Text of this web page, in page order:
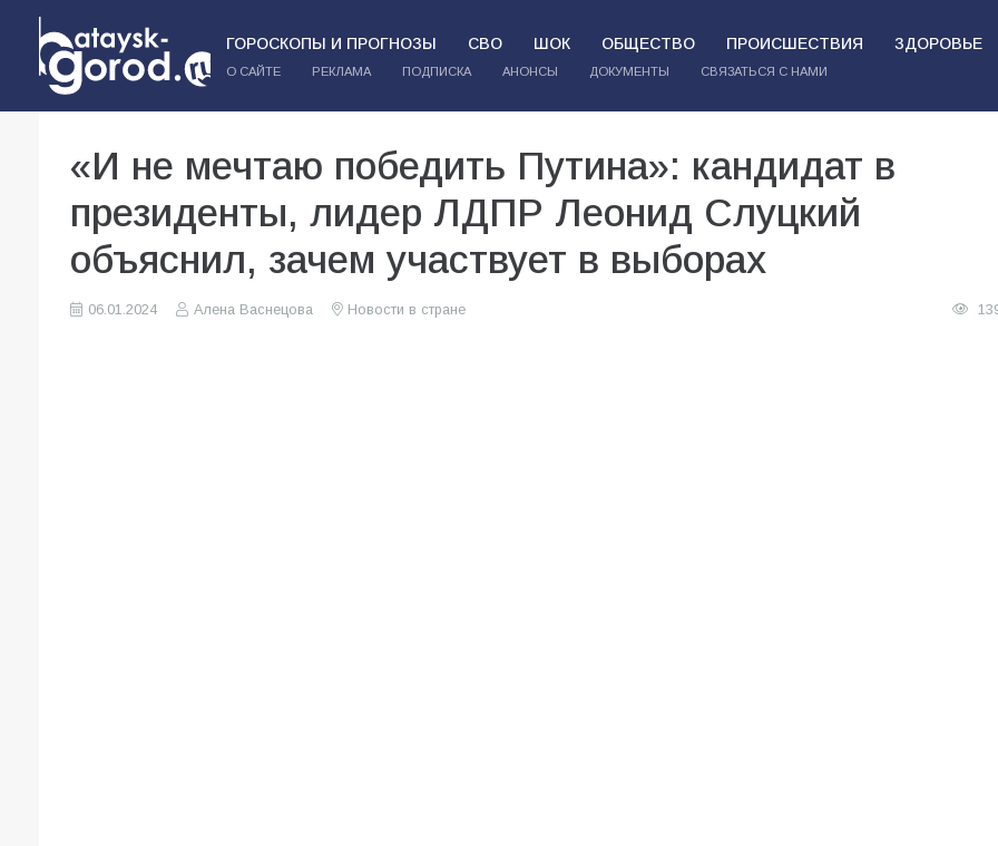
ГОРОСКОПЫ И ПРОГНОЗЫ СВО ШОК ОБЩЕСТВО ПРОИСШЕСТВИЯ ЗДОРОВЬЕ
О САЙТЕ РЕКЛАМА ПОДПИСКА АНОНСЫ ДОКУМЕНТЫ СВЯЗАТЬСЯ С НАМИ
«И не мечтаю победить Путина»: кандидат в
президенты, лидер ЛДПР Леонид Слуцкий
объяснил, зачем участвует в выборах
06.01.2024 Алена Васнецова Новости в стране